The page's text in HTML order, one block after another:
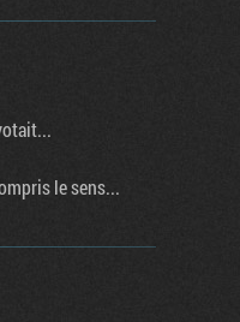
le sens...